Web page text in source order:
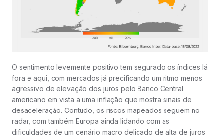
O sentimento levemente positivo tem segurado os índices lá
fora e aqui, com mercados já precificando um ritmo menos
agressivo de elevação dos juros pelo Banco Central
americano em vista a uma inflação que mostra sinais de
desaceleração. Contudo, os riscos mapeados seguem no
radar, com também Europa ainda lidando com as
dificuldades de um cenário macro delicado de alta de juros